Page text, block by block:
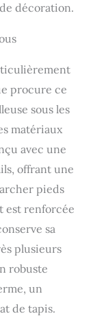
votre
décoration.
procure ce
sous les
matériaux
avec une
offrant une
pieds
est renforcée
sa
plusieurs
robuste
un
de tapis.